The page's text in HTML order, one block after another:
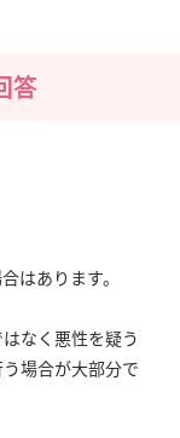
答
はあります。
なく悪性を疑う
場合が大部分で